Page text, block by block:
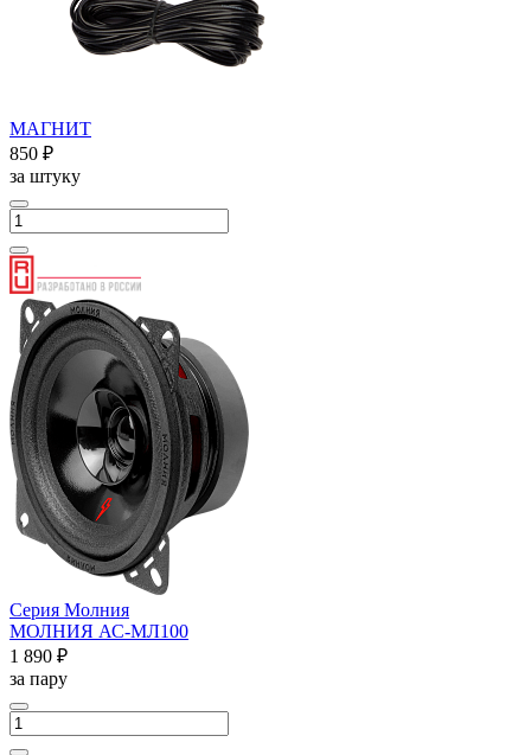
МАГНИТ
850 ₽
за штуку
Серия Молния
МОЛНИЯ АС-МЛ100
1 890 ₽
за пару